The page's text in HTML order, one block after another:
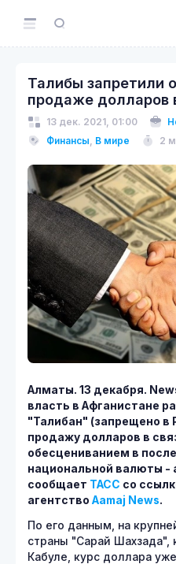
Талибы запретили
продаже долларов
13 дек. 2021, 01:00
Финансы, В мире 2
Алматы. 13 декабря.
власть в Афганистане
"Талибан" (запрещено в
продажу долларов в
обесцениванием в
национальной валюты -
сообщает ТАСС со
агентство Aamaj News.
По его данным, на
страны "Сарай Шахзада",
Кабуле, курс доллара